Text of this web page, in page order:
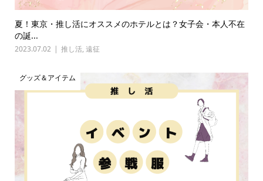
夏！東京・推し活にオススメのホテルとは？女子会・本人不在
の誕...
2023.07.02 推し活, 遠征
グッズ＆アイテム